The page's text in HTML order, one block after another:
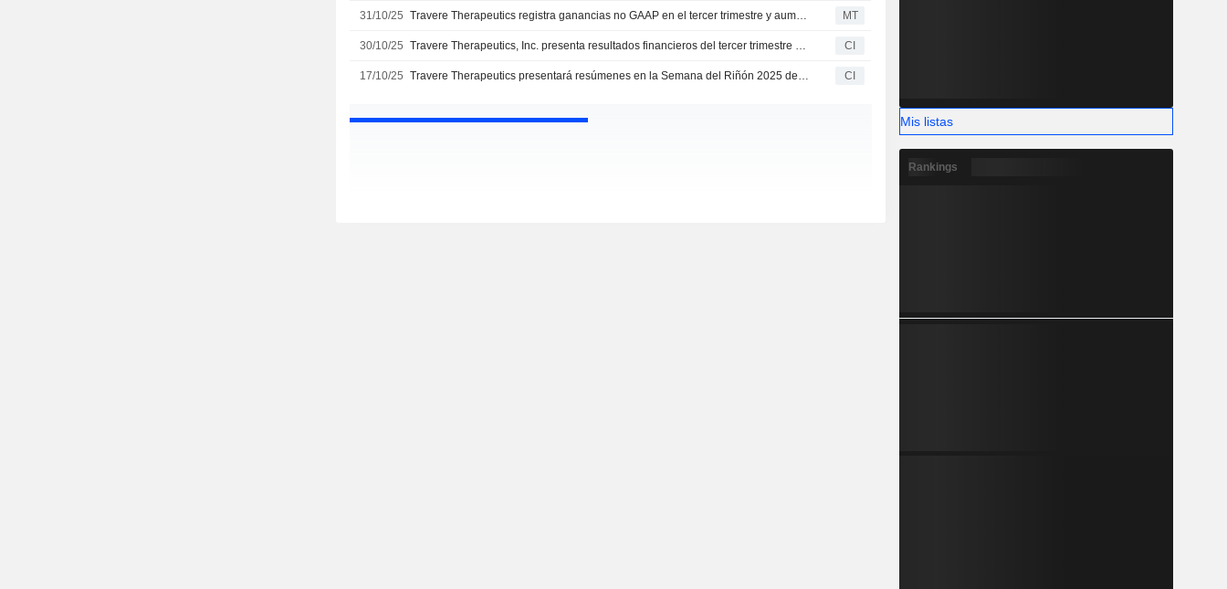
31/10/25 Travere Therapeutics registra ganancias no GAAP en el tercer trimestre y aumenta sus ingresos MT
30/10/25 Travere Therapeutics, Inc. presenta resultados financieros del tercer trimestre y de los nueve meses finalizados el 30 de septiembre de 2025 CI
17/10/25 Travere Therapeutics presentará resúmenes en la Semana del Riñón 2025 de la Sociedad Americana de Nefrología (ASN) CI
Mis listas
Rankings